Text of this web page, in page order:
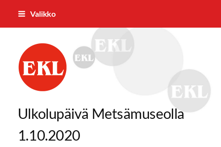
Siirry
Valikko
Parkanon Eläkkeensaajat ry
Ulkolupäivä Metsämuseolla
1.10.2020